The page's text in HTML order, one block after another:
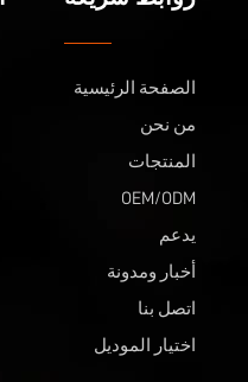
الصفحة الرئيسية
من نحن
المنتجات
OEM/ODM
يدعم
أخبار ومدونة
اتصل بنا
اختيار الموديل